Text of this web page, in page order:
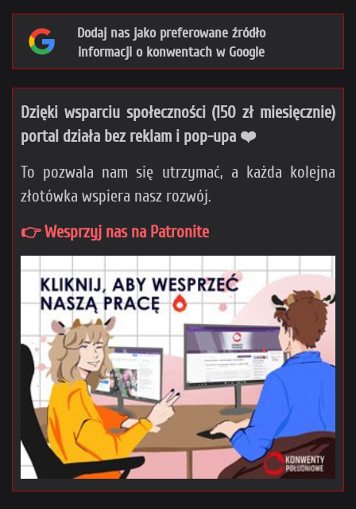
Dodaj nas jako preferowane źródło
informacji o konwentach w Google
Dzięki wsparciu społeczności (150 zł miesięcznie)
portal działa bez reklam i pop-upa ❤️
To pozwala nam się utrzymać, a każda kolejna
złotówka wspiera nasz rozwój.
👉 Wesprzyj nas na Patronite